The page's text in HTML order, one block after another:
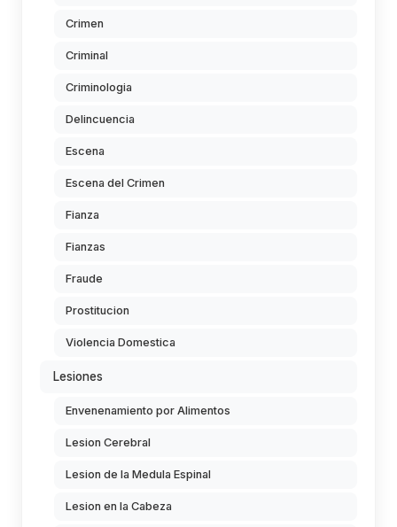
Crimen
Criminal
Criminologia
Delincuencia
Escena
Escena del Crimen
Fianza
Fianzas
Fraude
Prostitucion
Violencia Domestica
Lesiones
Envenenamiento por Alimentos
Lesion Cerebral
Lesion de la Medula Espinal
Lesion en la Cabeza